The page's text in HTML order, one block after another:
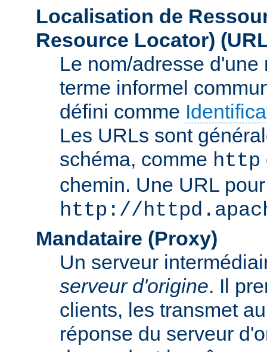
Localisation de
Resource Locator)
Le nom/adresse
terme informel
défini comme
Les URLs sont
schéma, comme http
chemin. Une URL
http://
Mandataire (Proxy)
Un serveur
serveur d'origine. Il
clients, les transmet
réponse du serveur